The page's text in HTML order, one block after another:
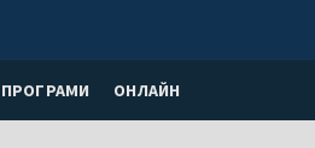
ПРОГРАМИ ОНЛАЙН